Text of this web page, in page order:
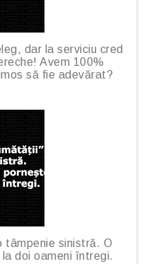
dar la serviciu cred
Avem 100%
să fie adevărat?
tâmpenie sinistră. O
doi oameni întregi.